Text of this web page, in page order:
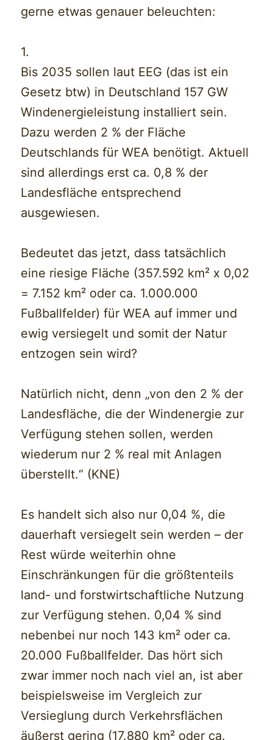
gerne etwas genauer beleuchten:
1.
Bis 2035 sollen laut EEG (das ist ein
Gesetz btw) in Deutschland 157 GW
Windenergieleistung installiert sein.
Dazu werden 2 % der Fläche
Deutschlands für WEA benötigt. Aktuell
sind allerdings erst ca. 0,8 % der
Landesfläche entsprechend
ausgewiesen.
Bedeutet das jetzt, dass tatsächlich
eine riesige Fläche (357.592 km² x 0,02
= 7.152 km² oder ca. 1.000.000
Fußballfelder) für WEA auf immer und
ewig versiegelt und somit der Natur
entzogen sein wird?
Natürlich nicht, denn „von den 2 % der
Landesfläche, die der Windenergie zur
Verfügung stehen sollen, werden
wiederum nur 2 % real mit Anlagen
überstellt.“ (KNE)
Es handelt sich also nur 0,04 %, die
dauerhaft versiegelt sein werden – der
Rest würde weiterhin ohne
Einschränkungen für die größtenteils
land- und forstwirtschaftliche Nutzung
zur Verfügung stehen. 0,04 % sind
nebenbei nur noch 143 km² oder ca.
20.000 Fußballfelder. Das hört sich
zwar immer noch nach viel an, ist aber
beispielsweise im Vergleich zur
Versieglung durch Verkehrsflächen
äußerst gering (17.880 km² oder ca.